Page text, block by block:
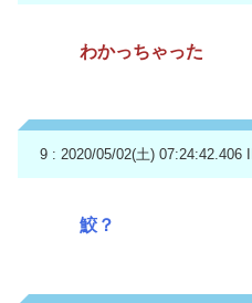
わかっちゃった
9 : 2020/05/02(土) 07:24:42.406
鮫？